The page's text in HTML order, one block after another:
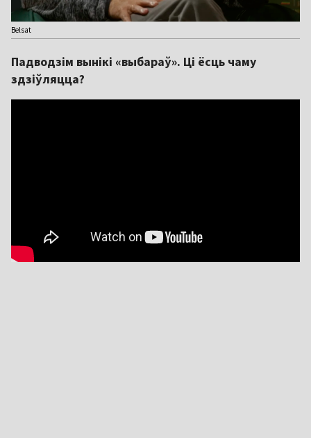
Belsat
Падводзім вынікі «выбараў». Ці ёсць чаму
здзіўляцца?